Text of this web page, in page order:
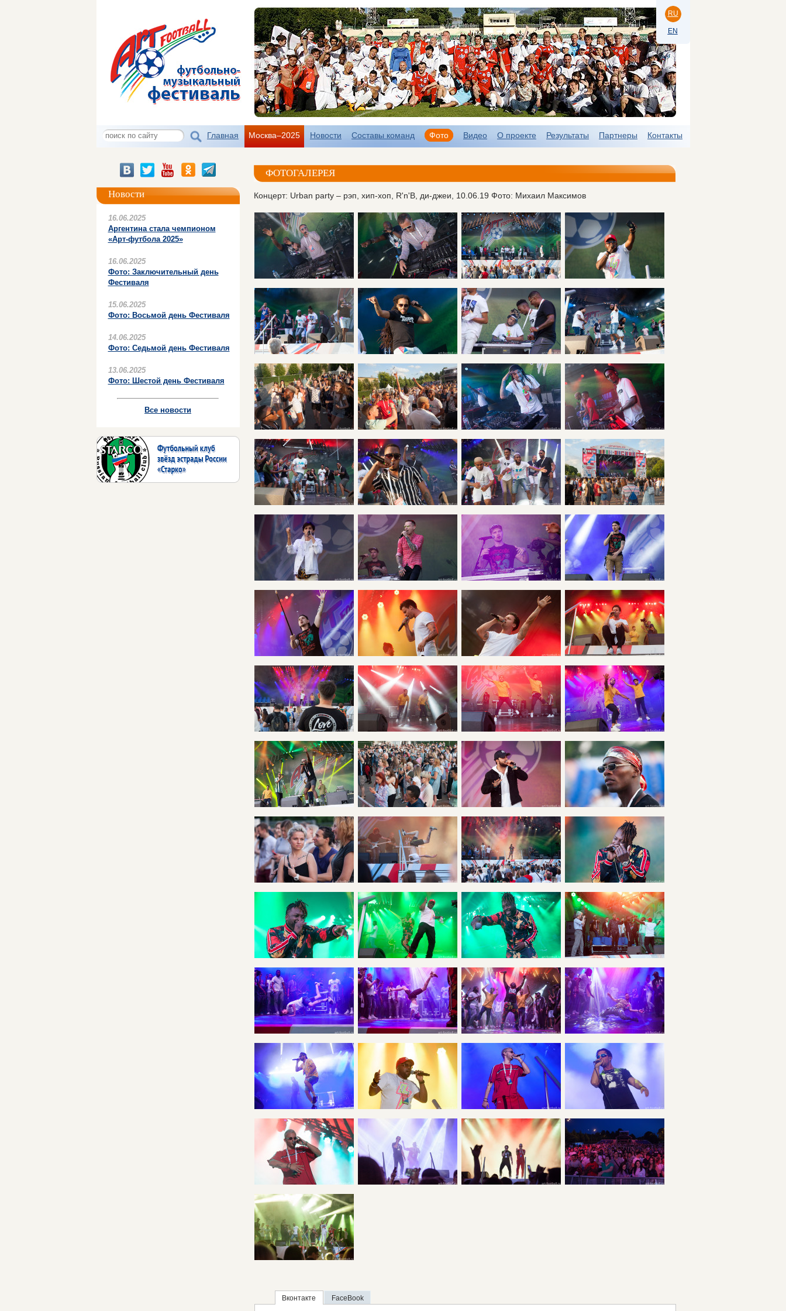
RU
EN
Главная Москва–2025 Новости Составы команд Фото Видео О проекте Результаты Партнеры Контакты
Новости
16.06.2025
Аргентина стала чемпионом
«Арт-футбола 2025»
16.06.2025
Фото: Заключительный день
Фестиваля
15.06.2025
Фото: Восьмой день Фестиваля
14.06.2025
Фото: Седьмой день Фестиваля
13.06.2025
Фото: Шестой день Фестиваля
Все новости
ФОТОГАЛЕРЕЯ
Концерт: Urban party – рэп, хип-хоп, R'n'B, ди-джеи, 10.06.19 Фото: Михаил Максимов
Вконтакте FaceBook